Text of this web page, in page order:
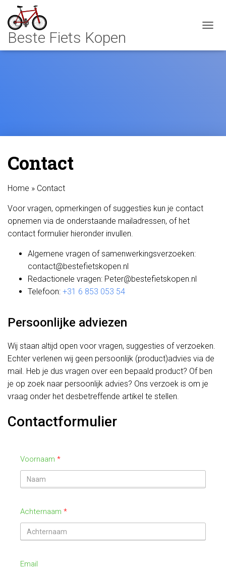
Contact
Home » Contact
Voor vragen, opmerkingen of suggesties kun je contact
opnemen via de onderstaande mailadressen, of het
contact formulier hieronder invullen.
Algemene vragen of samenwerkingsverzoeken:
contact@bestefietskopen.nl
Redactionele vragen: Peter@bestefietskopen.nl
Telefoon: +31 6 853 053 54
Persoonlijke adviezen
Wij staan altijd open voor vragen, suggesties of verzoeken.
Echter verlenen wij geen persoonlijk (product)advies via de
mail. Heb je dus vragen over een bepaald product? Of ben
je op zoek naar persoonlijk advies? Ons verzoek is om je
vraag onder het desbetreffende artikel te stellen.
Contactformulier
Voornaam
Achternaam
Email